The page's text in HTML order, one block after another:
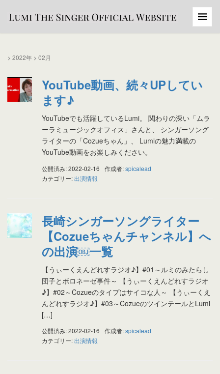
> 2022年 > 02月
YouTube動画、続々UPしてい
ます♪
YouTubeでも活躍しているLumi。 関わりの深い「ムラ
ーラミュージックオフィス」さんと、 シンガーソング
ライターの「Cozueちゃん」、 Lumiの魅力満載の
YouTube動画をお楽しみください。
公開済み: 2022-02-16 作成者:spicalead
カテゴリー:出演情報
長崎シンガーソングライター
【Cozueちゃんチャンネル】へ
の出演￼一覧
【うぃーくえんどれすラジオ♪】#01～ルミのみたらし
団子とボロネーゼ事件～ 【うぃーくえんどれすラジオ
♪】#02～Cozueのタイプはサイコな人～ 【うぃーくえ
んどれすラジオ♪】#03～CozueのツインテールとLumi
[…]
公開済み: 2022-02-16 作成者:spicalead
カテゴリー:出演情報